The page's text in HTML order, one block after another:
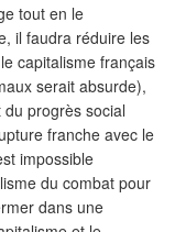
tout en le
il faudra réduire les
capitalisme français
serait absurde),
progrès social
franche avec le
impossible
du combat pour
dans une